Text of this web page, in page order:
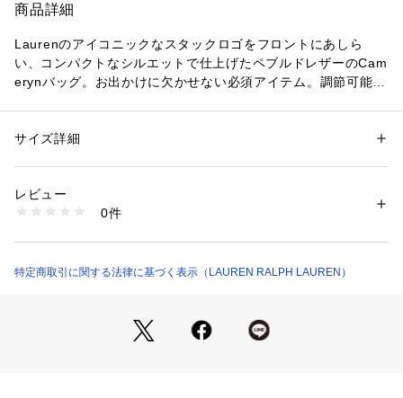
商品詳細
Laurenのアイコニックなスタックロゴをフロントにあしら
い、コンパクトなシルエットで仕上げたペブルドレザーのCam
erynバッグ。お出かけに欠かせない必須アイテム。調節可能な
ントのスリップポケットが特徴
・トップジップ開閉式 / フロントにLRLのスタックレザーロゴ
/ 内側にLauren Ralph Lauren est. 1967の刻印入りメタルプ
ポケット
異なって見える場合がございますので予めご了承下さい。
【素材】・材料：牛革
性別：レディース
素材：-
洗濯：-
※詳しい洗濯方法については、商品の品質表示タグをご覧ください
WALRBAG03520341 （ショップ）
サイズ詳細
レビュー
0件
特定商取引に関する法律に基づく表示（LAUREN RALPH LAUREN）